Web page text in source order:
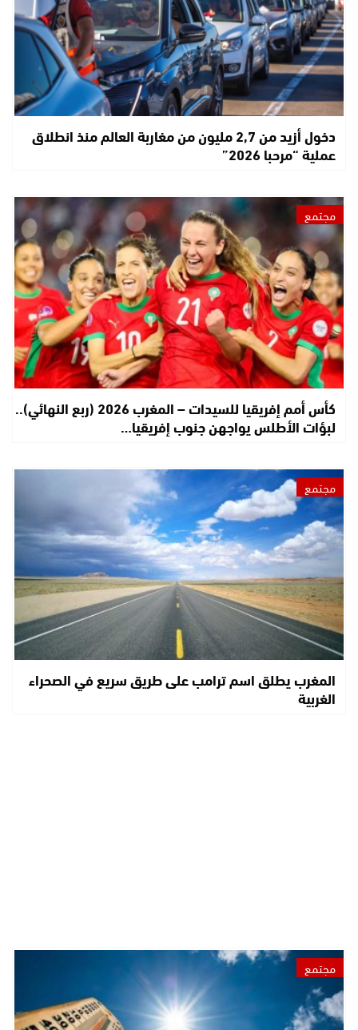
دخول أزيد من 2,7 مليون من مغاربة العالم منذ انطلاق
عملية “مرحبا 2026”
مجتمع
كأس أمم إفريقيا للسيدات – المغرب 2026 (ربع النهائي)..
لبؤات الأطلس يواجهن جنوب إفريقيا…
مجتمع
المغرب يطلق اسم ترامب على طريق سريع في الصحراء
الغربية
مجتمع